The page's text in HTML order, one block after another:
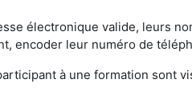
électronique valide, leurs
encoder leur numéro de
à une formation